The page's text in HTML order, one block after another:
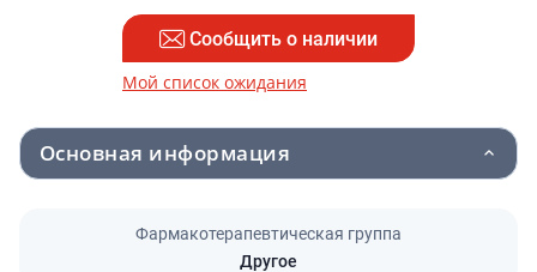
Сообщить о наличии
Мой список ожидания
Основная информация
Фармакотерапевтическая группа
Другое